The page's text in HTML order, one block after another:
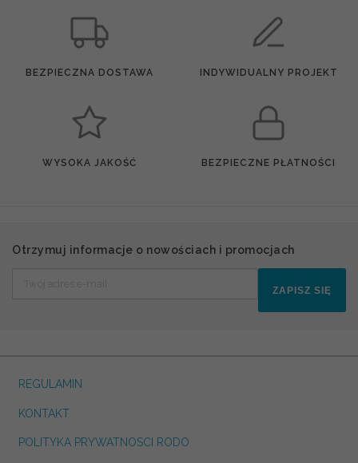
BEZPIECZNA DOSTAWA INDYWIDUALNY PROJEKT
WYSOKA JAKOŚĆ BEZPIECZNE PŁATNOŚCI
Otrzymuj informacje o nowościach i promocjach
ZAPISZ SIĘ
REGULAMIN
KONTAKT
POLITYKA PRYWATNOSCI RODO